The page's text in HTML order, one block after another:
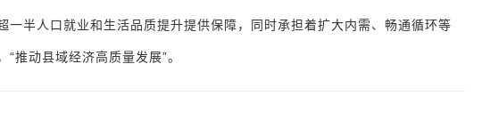
一半人口就业和生活品质提升提供保障，同时承担着扩大内需、畅通循环等
推动县域经济高质量发展”。